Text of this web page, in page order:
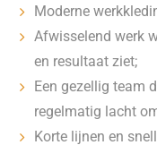
Moderne
Afwisselend werk
en resultaat ziet;
Een gezellig team
regelmatig lacht
Korte lijnen en